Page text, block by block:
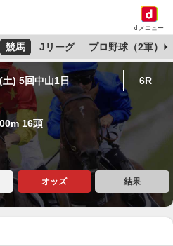
dメニュー
競馬 Jリーグ プロ野球（2軍）
土) 5回中山1日 6R
16頭
オッズ 結果